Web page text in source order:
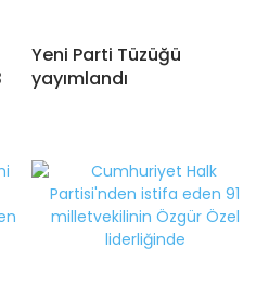
Yeni Parti Tüzüğü
yayımlandı